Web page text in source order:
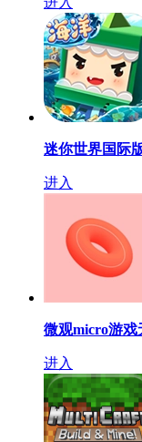
迷你世界国际
进入
微观micro游戏
进入